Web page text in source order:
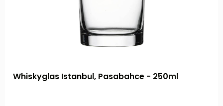
Whiskyglas Istanbul, Pasabahce - 250ml